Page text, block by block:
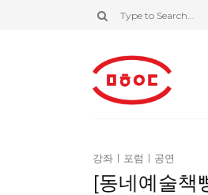
강좌ㅣ포럼ㅣ공연
[동네예술책